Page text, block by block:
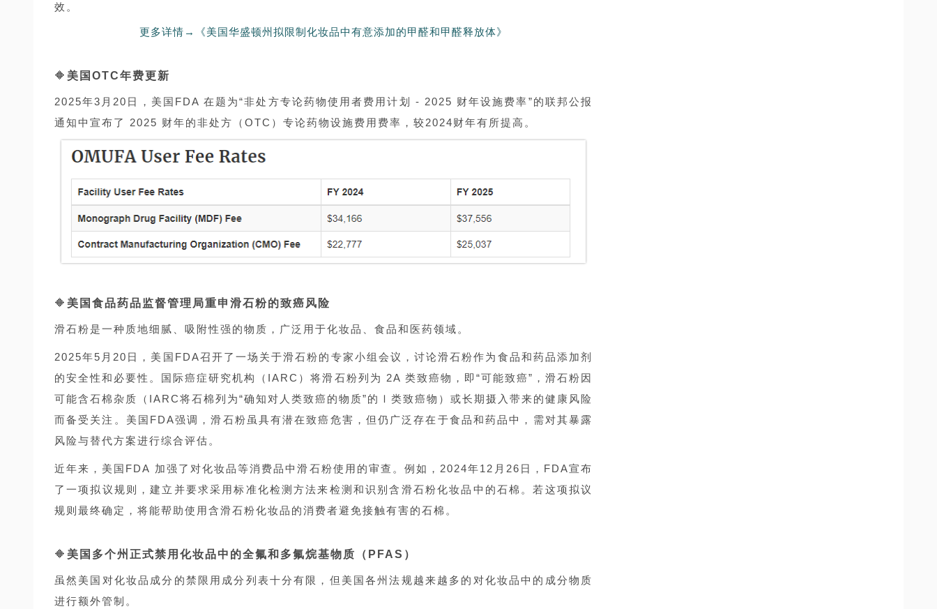
效。
更多详情→《美国华盛顿州拟限制化妆品中有意添加的甲醛和甲醛释放体》
🔶 美国OTC年费更新
2025年3月20日，美国FDA 在题为“非处方专论药物使用者费用计划 - 2025 财年设施费率”的联邦公报
通知中宣布了 2025 财年的非处方（OTC）专论药物设施费用费率，较2024财年有所提高。
🔶 美国食品药品监督管理局重申滑石粉的致癌风险
滑石粉是一种质地细腻、吸附性强的物质，广泛用于化妆品、食品和医药领域。
2025年5月20日，美国FDA召开了一场关于滑石粉的专家小组会议，讨论滑石粉作为食品和药品添加剂
的安全性和必要性。国际癌症研究机构（IARC）将滑石粉列为 2A 类致癌物，即“可能致癌”，滑石粉因
可能含石棉杂质（IARC将石棉列为“确知对人类致癌的物质”的Ⅰ类致癌物）或长期摄入带来的健康风险
而备受关注。美国FDA强调，滑石粉虽具有潜在致癌危害，但仍广泛存在于食品和药品中，需对其暴露
风险与替代方案进行综合评估。
近年来，美国FDA 加强了对化妆品等消费品中滑石粉使用的审查。例如，2024年12月26日，FDA宣布
了一项拟议规则，建立并要求采用标准化检测方法来检测和识别含滑石粉化妆品中的石棉。若这项拟议
规则最终确定，将能帮助使用含滑石粉化妆品的消费者避免接触有害的石棉。
🔶 美国多个州正式禁用化妆品中的全氟和多氟烷基物质（PFAS）
虽然美国对化妆品成分的禁限用成分列表十分有限，但美国各州法规越来越多的对化妆品中的成分物质
进行额外管制。